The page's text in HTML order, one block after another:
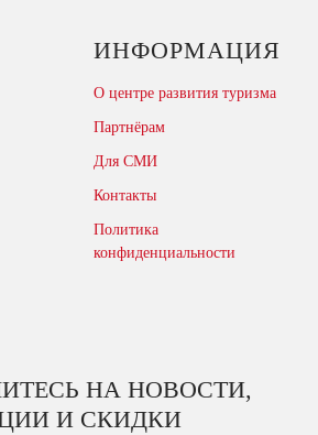
ИНФОРМАЦИЯ
О центре развития туризма
Партнёрам
Для СМИ
Контакты
Политика
конфиденциальности
НА НОВОСТИ,
И СКИДКИ